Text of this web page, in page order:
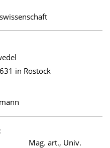
in Rostock
Mag. art., Univ.